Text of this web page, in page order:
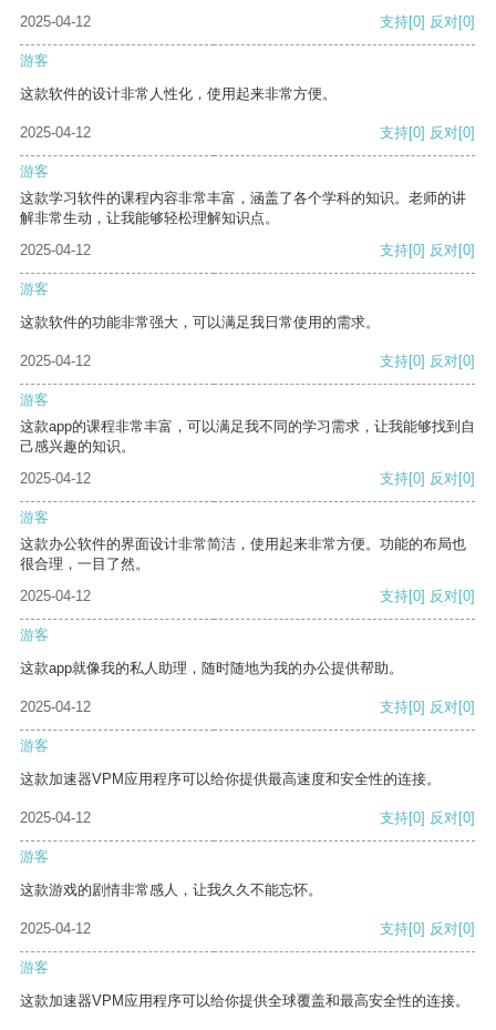
2025-04-12
支持[0] 反对[0]
游客
这款软件的设计非常人性化，使用起来非常方便。
2025-04-12 支持[0] 反对[0]
游客
这款学习软件的课程内容非常丰富，涵盖了各个学科的知识。老师的讲
解非常生动，让我能够轻松理解知识点。
2025-04-12
支持[0] 反对[0]
游客
这款软件的功能非常强大，可以满足我日常使用的需求。
2025-04-12 支持[0] 反对[0]
游客
这款app的课程非常丰富，可以满足我不同的学习需求，让我能够找到自
己感兴趣的知识。
2025-04-12
支持[0] 反对[0]
游客
这款办公软件的界面设计非常简洁，使用起来非常方便。功能的布局也
很合理，一目了然。
2025-04-12
支持[0] 反对[0]
游客
这款app就像我的私人助理，随时随地为我的办公提供帮助。
2025-04-12 支持[0] 反对[0]
游客
这款加速器VPM应用程序可以给你提供最高速度和安全性的连接。
2025-04-12 支持[0] 反对[0]
游客
这款游戏的剧情非常感人，让我久久不能忘怀。
2025-04-12 支持[0] 反对[0]
游客
这款加速器VPM应用程序可以给你提供全球覆盖和最高安全性的连接。